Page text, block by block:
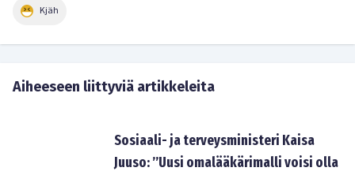
Kjäh
Aiheeseen liittyviä artikkeleita
Sosiaali- ja terveysministeri Kaisa
Juuso: ”Uusi omalääkärimalli voisi olla